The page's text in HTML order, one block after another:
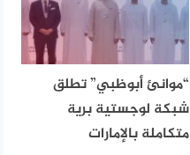
“موانئ أبوظبي” تطلق
شبكة لوجستية برية
متكاملة بالإمارات